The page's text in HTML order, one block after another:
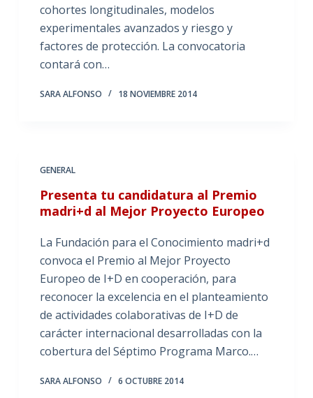
cohortes longitudinales, modelos
experimentales avanzados y riesgo y
factores de protección. La convocatoria
contará con…
SARA ALFONSO 18 NOVIEMBRE 2014
GENERAL
Presenta tu candidatura al Premio
madri+d al Mejor Proyecto Europeo
La Fundación para el Conocimiento madri+d
convoca el Premio al Mejor Proyecto
Europeo de I+D en cooperación, para
reconocer la excelencia en el planteamiento
de actividades colaborativas de I+D de
carácter internacional desarrolladas con la
cobertura del Séptimo Programa Marco.…
SARA ALFONSO 6 OCTUBRE 2014